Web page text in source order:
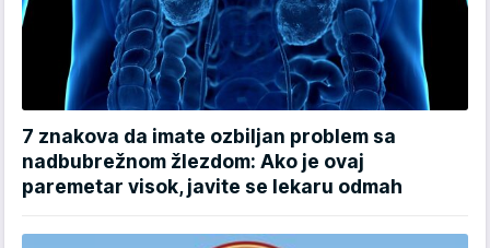
7 znakova da imate ozbiljan problem sa
nadbubrežnom žlezdom: Ako je ovaj
paremetar visok, javite se lekaru odmah